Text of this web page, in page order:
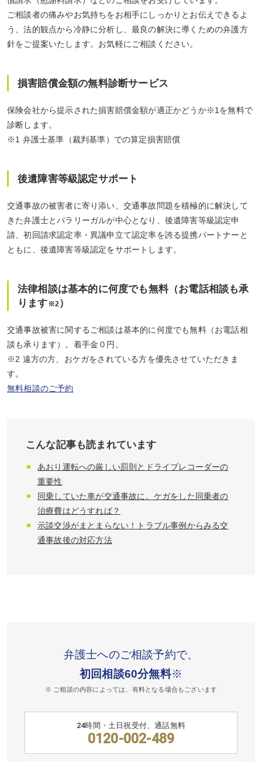
ご相談者の痛みやお気持ちをお相手にしっかりとお伝えできるよ
う、法的観点から冷静に分析し、最良の解決に導くための弁護方
針をご提案いたします。お気軽にご相談ください。
損害賠償金額の無料診断サービス
保険会社から提示された損害賠償金額が適正かどうか※1を無料で
診断します。
※1 弁護士基準（裁判基準）での算定損害賠償
後遺障害等級認定サポート
交通事故の被害者に寄り添い、交通事故問題を積極的に解決して
きた弁護士とパラリーガルが中心となり、後遺障害等級認定申
請、初回請求認定率・異議申立て認定率を誇る提携パートナーと
ともに、後遺障害等級認定をサポートします。
法律相談は基本的に何度でも無料（お電話相談も承
ります※2）
交通事故被害に関するご相談は基本的に何度でも無料（お電話相
談も承ります）。着手金０円。
※2 遠方の方、おケガをされている方を優先させていただきま
す。
無料相談のご予約
こんな記事も読まれています
あおり運転への厳しい罰則とドライブレコーダーの
重要性
同乗していた車が交通事故に。ケガをした同乗者の
治療費はどうすれば？
示談交渉がまとまらない！トラブル事例からみる交
通事故後の対応方法
弁護士へのご相談予約で、
初回相談60分無料※
※ ご相談の内容によっては、有料となる場合もございます
24時間・土日祝受付、通話無料
0120-002-489